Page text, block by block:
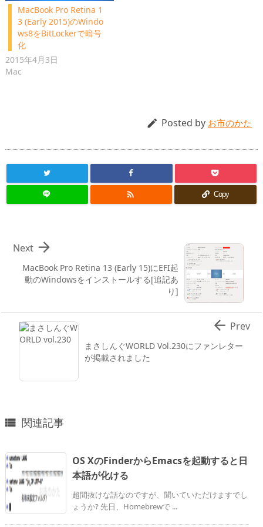
MacBook Pro Retina 1
3 (Early 2015)のWindo
ws8をBitLockerで暗号
化
2015年4月3日
Mac
 Posted by お市のかた
 Copy
MacBook Pro Retina 13 (Early 15)にEFI起
動のWindowsをインストールする[追記あ
り]

Next
まさしんぐWORLD Vol.230にファンレター
が掲載されました
 Prev
 関連記事
OS XのFinderからEmacsを起動すると日
本語が化ける
超間抜けな話なのですが、聞いていただけますでし
ょうか? 先日、Homebrewで ...